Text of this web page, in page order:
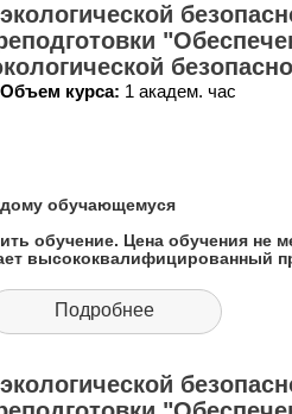
Объем курса: 1 академ. час
обучающемуся
обучение. Цена обучения не
высококвалифицированный
Подробнее